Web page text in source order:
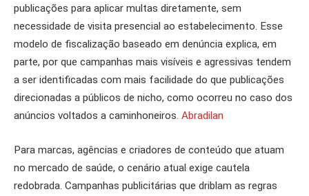
publicações para aplicar multas diretamente, sem
necessidade de visita presencial ao estabelecimento. Esse
modelo de fiscalização baseado em denúncia explica, em
parte, por que campanhas mais visíveis e agressivas tendem
a ser identificadas com mais facilidade do que publicações
direcionadas a públicos de nicho, como ocorreu no caso dos
anúncios voltados a caminhoneiros. Abradilan
Para marcas, agências e criadores de conteúdo que atuam
no mercado de saúde, o cenário atual exige cautela
redobrada. Campanhas publicitárias que driblam as regras